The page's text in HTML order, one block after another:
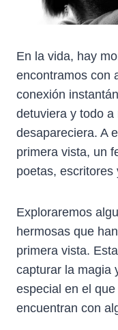
En la vida, hay
encontramos con
conexión
detuviera y todo
desapareciera. A
primera vista, un
poetas, escritores
Exploraremos
hermosas que
primera vista.
capturar la magia
especial en el
encuentran con